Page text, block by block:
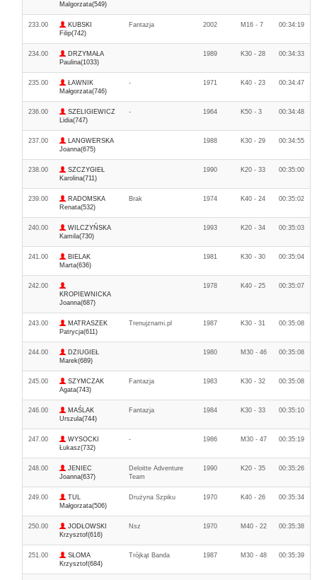
Malgorzata(549)
233.00
KUBSKI
Filip(742)
Fantazja 2002 M16 - 7 00:34:19
234.00
DRZYMAŁA
Paulina(1033)
1989 K30 - 28 00:34:33
235.00
ŁAWNIK
Małgorzata(746)
- 1971 K40 - 23 00:34:47
236.00
SZELIGIEWICZ
Lidia(747)
- 1964 K50 - 3 00:34:48
237.00
LANGWERSKA
Joanna(675)
1988 K30 - 29 00:34:55
238.00
SZCZYGIEŁ
Karolina(711)
1990 K20 - 33 00:35:00
239.00
RADOMSKA
Renata(532)
Brak 1974 K40 - 24 00:35:02
240.00
WILCZYŃSKA
Kamila(730)
1993 K20 - 34 00:35:03
241.00
BIELAK
Marta(636)
1981 K30 - 30 00:35:04
242.00
KROPIEWNICKA
Joanna(687)
1978 K40 - 25 00:35:07
243.00
MATRASZEK
Patrycja(611)
Trenujznami.pl 1987 K30 - 31 00:35:08
244.00
DZIUGIEŁ
Marek(689)
1980 M30 - 46 00:35:08
245.00
SZYMCZAK
Agata(743)
Fantazja 1983 K30 - 32 00:35:08
246.00
MAŚLAK
Urszula(744)
Fantazja 1984 K30 - 33 00:35:10
247.00
WYSOCKI
Łukasz(732)
- 1986 M30 - 47 00:35:19
248.00
JENIEC
Joanna(637)
Deloitte Adventure
Team
1990 K20 - 35 00:35:26
249.00
TUL
Małgorzata(506)
Drużyna Szpiku 1970 K40 - 26 00:35:34
250.00
JODŁOWSKI
Krzysztof(616)
Nsz 1970 M40 - 22 00:35:38
251.00
SŁOMA
Krzysztof(684)
Trójkąt Banda 1987 M30 - 48 00:35:39